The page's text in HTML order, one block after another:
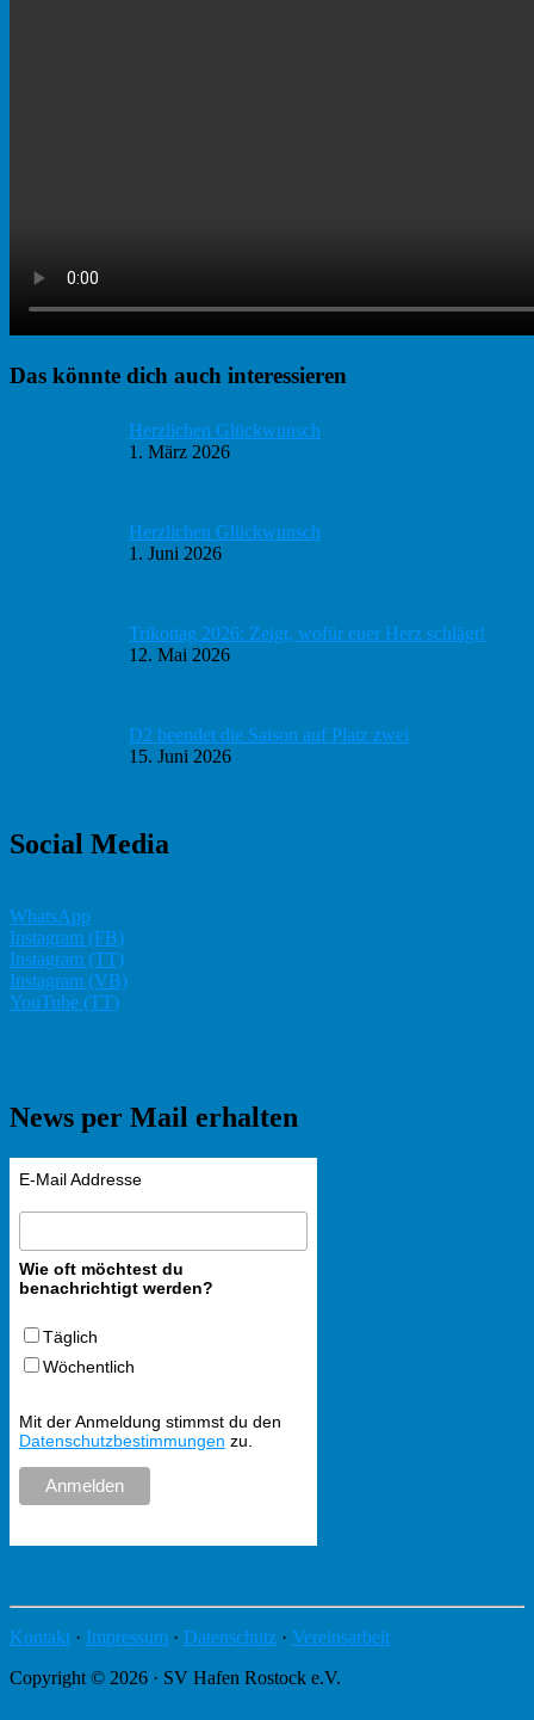
Haupt-
Das könnte dich auch interessieren
Herzlichen Glückwunsch
1. März 2026
Herzlichen Glückwunsch
1. Juni 2026
Trikottag 2026: Zeigt, wofür euer Herz schlägt!
12. Mai 2026
D2 beendet die Saison auf Platz zwei
15. Juni 2026
Social Media
WhatsApp
Instagram (FB)
Instagram (TT)
Instagram (VB)
YouTube (TT)
News per Mail erhalten
E-Mail Addresse
Wie oft möchtest du
benachrichtigt werden?
Täglich
Wöchentlich
Mit der Anmeldung stimmst du den
Datenschutzbestimmungen zu.
Kontakt · Impressum · Datenschutz · Vereinsarbeit
Copyright © 2026 · SV Hafen Rostock e.V.